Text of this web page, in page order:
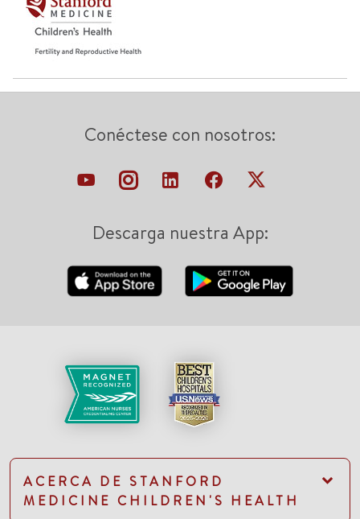
Conéctese con nosotros:
Descarga nuestra App:
ACERCA DE STANFORD
MEDICINE CHILDREN'S HEALTH